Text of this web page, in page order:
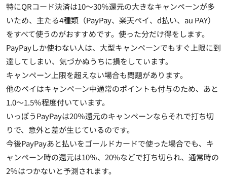
特にQRコード決済は10～30％還元の大きなキャンペーンが多
いため、主たる4種類（PayPay、楽天ペイ、d払い、au PAY）
をすべて使うのがおすすめです。使った分だけ得をします。
PayPayしか使わない人は、大型キャンペーンでもすぐ上限に到
達してしまい、気づかぬうちに損をしています。
キャンペーン上限を超えない場合も問題があります。
他のペイはキャンペーン中通常のポイントも付与のため、あと
1.0～1.5％程度付いています。
いっぽうPayPayは20％還元のキャンペーンならそれで打ち切
りで、意外と差が生じているのです。
今後PayPayあと払いをゴールドカードで使った場合でも、キ
ャンペーン時の還元は10％、20%などで打ち切られ、通常時の
2％はつかないと予測されます。